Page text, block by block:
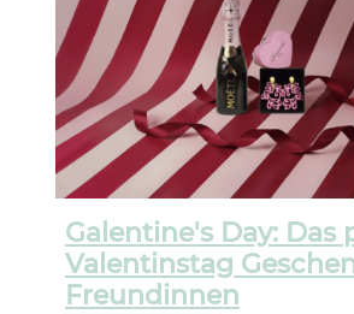
Galentine's Day: Das
Valentinstag
Freundinnen